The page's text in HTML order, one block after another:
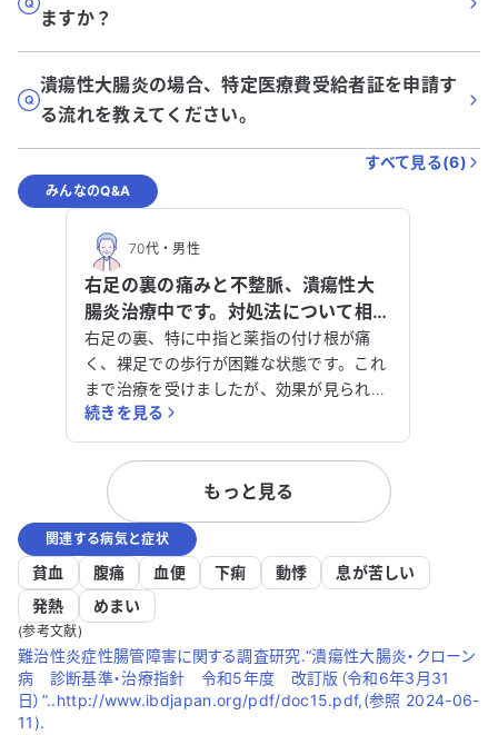
ますか？
潰瘍性大腸炎の場合、特定医療費受給者証を申請す
る流れを教えてください。
すべて見る(6)
みんなのQ&A
70代・男性
右足の裏の痛みと不整脈、潰瘍性大
腸炎治療中です。対処法について相談
させてください。
右足の裏、特に中指と薬指の付け根が痛
く、裸足での歩行が困難な状態です。これ
まで治療を受けましたが、効果が見られ
ず、現在は中敷を使用しています。 アレル
ギー性疾患や不整脈、潰瘍性大腸炎などの
病気で治療を受けており、アレルギー性鼻
炎や慢性副鼻腔炎、食物アレルギーもあり
ます。 どのように対処すれば良いのか、ア
ドバイスをいただけると助かります。特に
右足の痛みについて、効果的な治療法があ
れば教えてください。
続きを見る
もっと見る
関連する病気と症状
貧血 腹痛 血便 下痢 動悸
息が苦しい
発熱
めまい
(参考文献)
難治性炎症性腸管障害に関する調査研究.“潰瘍性大腸炎・クローン
病 診断基準・治療指針 令和5年度 改訂版（令和6年3月31
日）”..http://www.ibdjapan.org/pdf/doc15.pdf,(参照 2024-06-
11).